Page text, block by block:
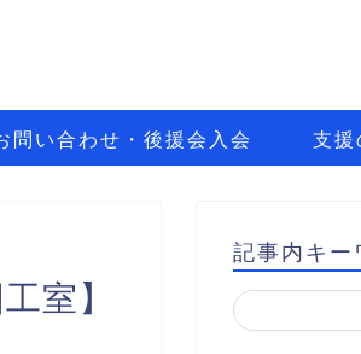
問い合わせ・後援会入会 支援
室】
記事内キー